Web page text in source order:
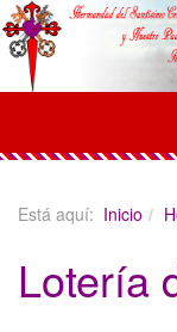
Está aquí: Inicio
Lotería